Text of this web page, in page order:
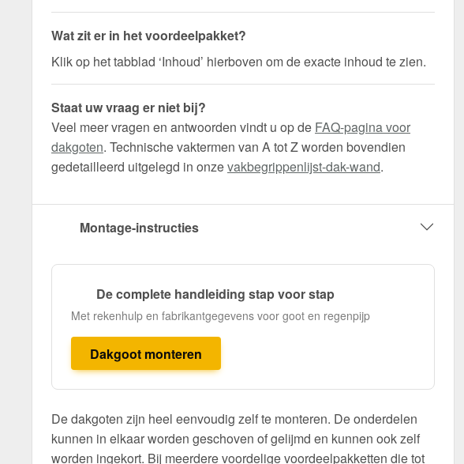
Wat zit er in het voordeelpakket?
Klik op het tabblad ‘Inhoud’ hierboven om de exacte inhoud te zien.
Staat uw vraag er niet bij?
Veel meer vragen en antwoorden vindt u op de FAQ-pagina voor
dakgoten. Technische vaktermen van A tot Z worden bovendien
gedetailleerd uitgelegd in onzevakbegrippenlijst-dak-wand.
Montage-instructies
De complete handleiding stap voor stap
Met rekenhulp en fabrikantgegevens voor goot en regenpijp
Dakgoot monteren
De dakgoten zijn heel eenvoudig zelf te monteren. De onderdelen
kunnen in elkaar worden geschoven of gelijmd en kunnen ook zelf
worden ingekort. Bij meerdere voordelige voordeelpakketten die tot